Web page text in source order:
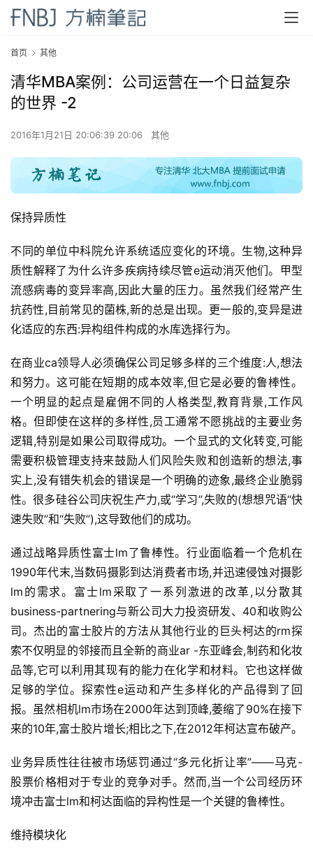
首
页
楠
备
考
评
论
首页 其他
清华MBA案例：公司运营在一个日益复杂
的世界 -2
2016年1月21日 20:06:39 20:06 其他
保持异质性
不同的单位中科院允许系统适应变化的环境。生物,这种异
质性解释了为什么许多疾病持续尽管e运动消灭他们。甲型
流感病毒的变异率高,因此大量的压力。虽然我们经常产生
抗药性,目前常见的菌株,新的总是出现。更一般的,变异是进
化适应的东西:异构组件构成的水库选择行为。
在商业ca领导人必须确保公司足够多样的三个维度:人,想法
和努力。这可能在短期的成本效率,但它是必要的鲁棒性。
一个明显的起点是雇佣不同的人格类型,教育背景,工作风
格。但即使在这样的多样性,员工通常不愿挑战的主要业务
逻辑,特别是如果公司取得成功。一个显式的文化转变,可能
需要积极管理支持来鼓励人们风险失败和创造新的想法,事
实上,没有错失机会的错误是一个明确的迹象,最终企业脆弱
性。很多硅谷公司庆祝生产力,或“学习”,失败的(想想咒语“快
速失败”和“失败”),这导致他们的成功。
通过战略异质性富士lm了鲁棒性。行业面临着一个危机在
1990年代末,当数码摄影到达消费者市场,并迅速侵蚀对摄影
lm的需求。富士lm采取了一系列激进的改革,以分散其
business-partnering与新公司大力投资研发、40和收购公
司。杰出的富士胶片的方法从其他行业的巨头柯达的rm探
索不仅明显的邻接而且全新的商业ar -东亚峰会,制药和化妆
品等,它可以利用其现有的能力在化学和材料。它也这样做
足够的学位。探索性e运动和产生多样化的产品得到了回
报。虽然相机lm市场在2000年达到顶峰,萎缩了90%在接下
来的10年,富士胶片增长;相比之下,在2012年柯达宣布破产。
业务异质性往往被市场惩罚通过“多元化折让率”——马克-
股票价格相对于专业的竞争对手。然而,当一个公司经历环
境冲击富士lm和柯达面临的异构性是一个关键的鲁棒性。
维持模块化